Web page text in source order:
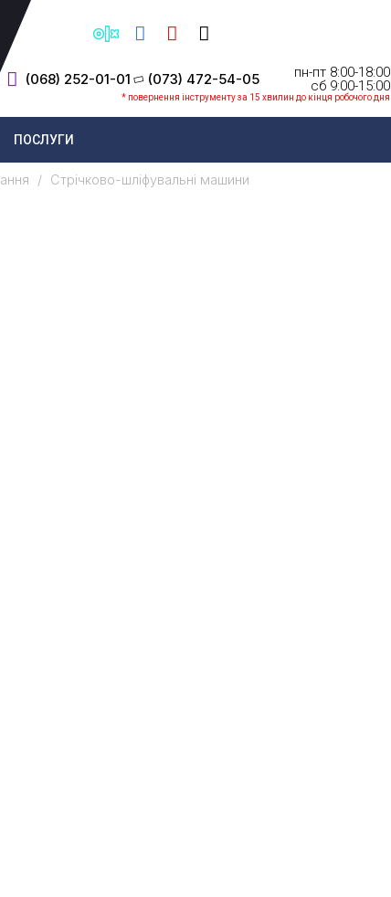
(068) 252-01-01 (073) 472-54-05
пн-пт 8:00-18:00
cб 9:00-15:00
* повернення інструменту за 15 хвилин до кінця робочого дня
ПОСЛУГИ
Стрічково-шліфувальні машини